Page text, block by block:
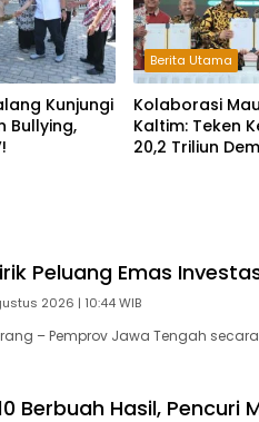
Kunjungi
Bullying,
Berita Utama
Kolaborasi
Kaltim: Teken
20,2 Triliun
Peluang Emas
2026 | 10:44 WIB
– Pemprov Jawa Tengah
Berbuah Hasil, Pencuri